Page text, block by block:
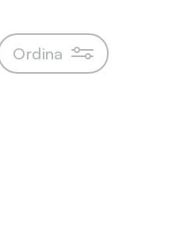
Ordina